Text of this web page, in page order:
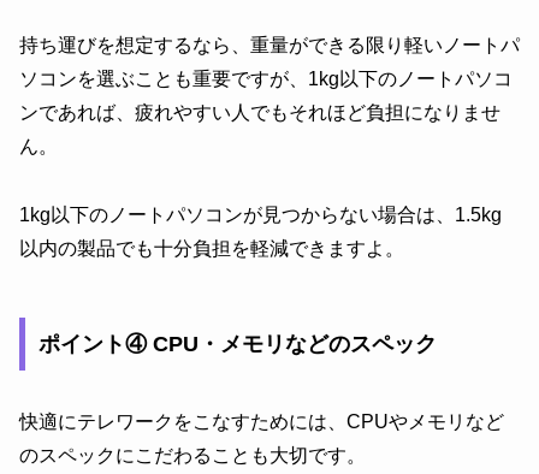
持ち運びを想定するなら、重量ができる限り軽いノートパ
ソコンを選ぶことも重要ですが、1kg以下のノートパソコ
ンであれば、疲れやすい人でもそれほど負担になりませ
ん。
1kg以下のノートパソコンが見つからない場合は、1.5kg
以内の製品でも十分負担を軽減できますよ。
ポイント④ CPU・メモリなどのスペック
快適にテレワークをこなすためには、CPUやメモリなど
のスペックにこだわることも大切です。